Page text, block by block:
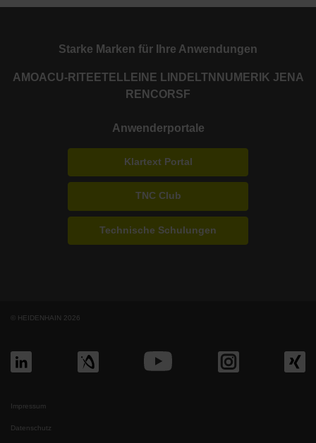
Starke Marken für Ihre Anwendungen
AMOACU-RITE ETEL LEINE LINDE LTN NUMERIK JENA
RENCORSF
Anwenderportale
Klartext Portal
TNC Club
Technische Schulungen
© HEIDENHAIN 2026
Impressum
Datenschutz